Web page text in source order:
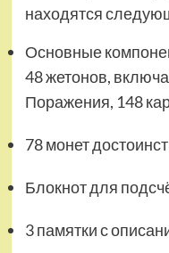
находятся
Основные
48 жетонов,
Поражения, 148
78 монет
Блокнот для
3 памятки с